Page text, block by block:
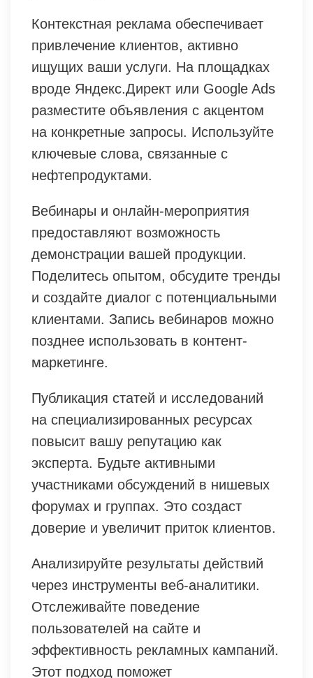
Контекстная реклама обеспечивает
привлечение клиентов, активно
ищущих ваши услуги. На площадках
вроде Яндекс.Директ или Google Ads
разместите объявления с акцентом
на конкретные запросы. Используйте
ключевые слова, связанные с
нефтепродуктами.
Вебинары и онлайн-мероприятия
предоставляют возможность
демонстрации вашей продукции.
Поделитесь опытом, обсудите тренды
и создайте диалог с потенциальными
клиентами. Запись вебинаров можно
позднее использовать в контент-
маркетинге.
Публикация статей и исследований
на специализированных ресурсах
повысит вашу репутацию как
эксперта. Будьте активными
участниками обсуждений в нишевых
форумах и группах. Это создаст
доверие и увеличит приток клиентов.
Анализируйте результаты действий
через инструменты веб-аналитики.
Отслеживайте поведение
пользователей на сайте и
эффективность рекламных кампаний.
Этот подход поможет